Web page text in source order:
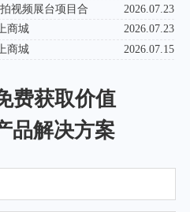
视频展台项目合
2026.07.23
商城
2026.07.23
商城
2026.07.15
费获取价值
品解决方案